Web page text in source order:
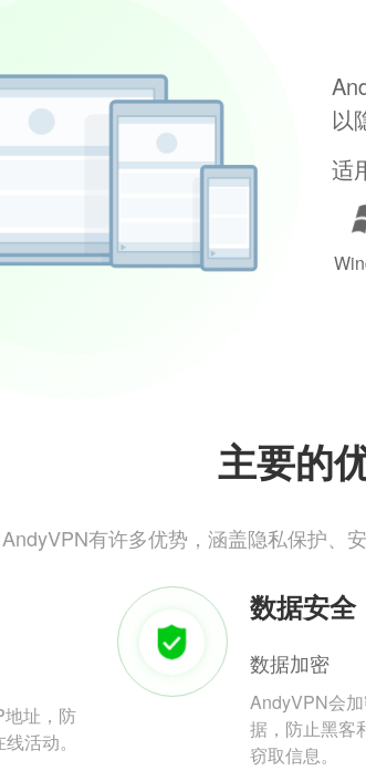
以
适
主要的
有许多优势，涵盖隐私保护、
址，防
活动。
数据安全
数据加密
AndyVPN会
据，防止黑客
窃取信息。